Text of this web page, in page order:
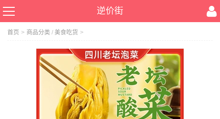
逆价街
首页 > 商品分类 / 美食吃货 >